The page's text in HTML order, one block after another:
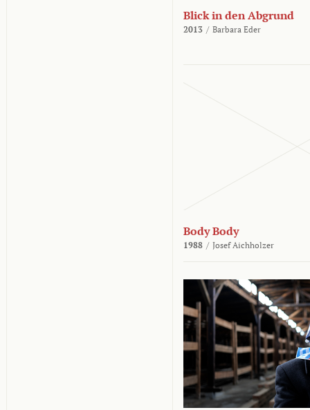
Blick in den Abgrund
2013 / Barbara Eder
Body Body
1988 / Josef Aichholzer